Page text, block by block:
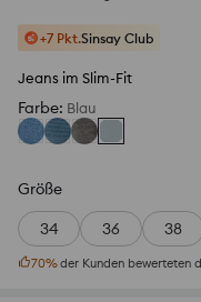
+7 Pkt.Sinsay Club
Jeans im Slim-Fit
Farbe: Blau
Größe
34 36 38
70%der Kunden bewerteten